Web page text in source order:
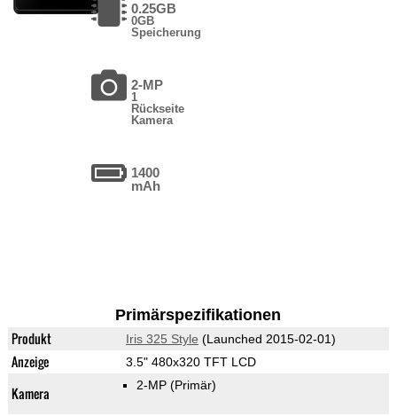
0.25GB
0GB
Speicherung
2-MP
1
Rückseite
Kamera
1400
mAh
Primärspezifikationen
Produkt Iris 325 Style (Launched 2015-02-01)
Anzeige 3.5" 480x320 TFT LCD
Kamera 2-MP (Primär)